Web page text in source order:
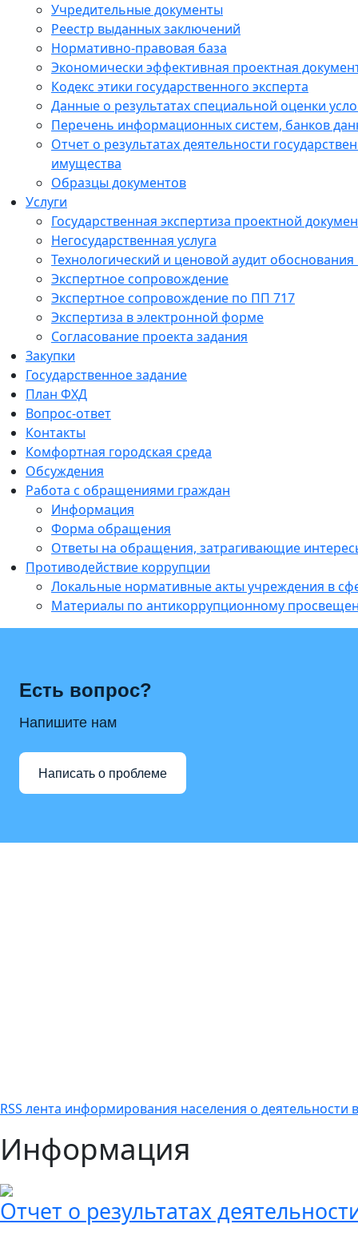
Учредительные документы
Реестр выданных заключений
Нормативно-правовая база
Экономически эффективная проектная
Кодекс этики государственного эксперта
Данные о результатах специальной оценки
Перечень информационных систем, банков
Отчет о результатах деятельности
имущества
Образцы документов
Услуги
Государственная экспертиза проектной
Негосударственная услуга
Технологический и ценовой аудит
Экспертное сопровождение
Экспертное сопровождение по ПП 717
Экспертиза в электронной форме
Согласование проекта задания
Закупки
Государственное задание
План ФХД
Вопрос-ответ
Контакты
Комфортная городская среда
Обсуждения
Работа с обращениями граждан
Информация
Форма обращения
Ответы на обращения, затрагивающие
Противодействие коррупции
Локальные нормативные акты учреждения в
Материалы по антикоррупционному
Есть вопрос?
Напишите нам
Написать о проблеме
RSS лента информирования населения о деятельности
Информация
Отчет о результатах